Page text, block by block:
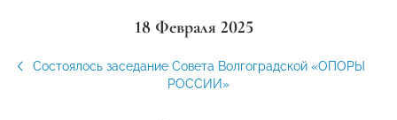
18 Февраля 2025
Состоялось заседание Совета Волгоградской «ОПОРЫ
РОССИИ»